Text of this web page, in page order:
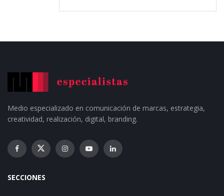
Medio especializado en comunicación de marcas, estrategia,
creatividad, realización, digital, branding.
SECCIONES